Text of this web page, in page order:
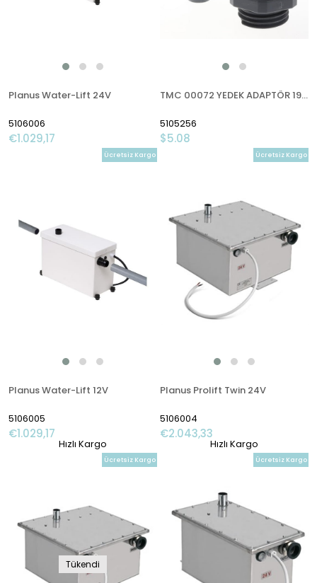
Planus Water-Lift 24V
5106006
€1.029,17
TMC 00072 YEDEK ADAPTÖR 19MM
5105256
$5.08
Planus Water-Lift 12V
5106005
€1.029,17
Ücretsiz Kargo
Hızlı Kargo
Planus Prolift Twin 24V
5106004
€2.043,33
Ücretsiz Kargo
Hızlı Kargo
Tükendi
Ücretsiz Kargo Ücretsiz Kargo